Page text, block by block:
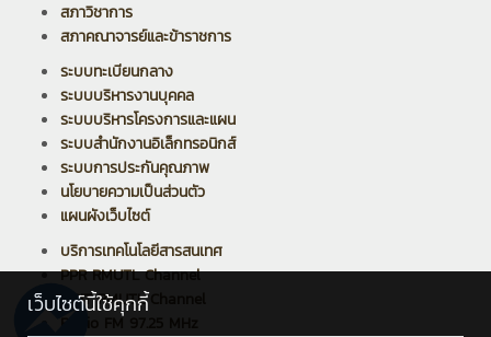
สภาวิชาการ
สภาคณาจารย์และข้าราชการ
ระบบทะเบียนกลาง
ระบบบริหารงานบุคคล
ระบบบริหารโครงการและแผน
ระบบสำนักงานอิเล็กทรอนิกส์
ระบบการประกันคุณภาพ
นโยบายความเป็นส่วนตัว
แผนผังเว็บไซต์
บริการเทคโนโลยีสารสนเทศ
PPR RMUTL Channel
ARIT RMUTL Channel
Radio FM 97.25 MHz
เว็บไซต์นี้ใช้คุกกี้